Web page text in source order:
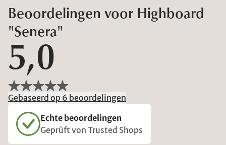
Beoordelingen voor Highboard
"Senera"
5,0
Gebaseerd op 6 beoordelingen
Echte beoordelingen
Geprüft von Trusted Shops